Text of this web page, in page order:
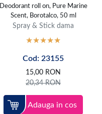
Deodorant roll on, Pure Marine
Scent, Borotalco, 50 ml
Spray & Stick dama
Cod: 23155
15,00 RON
20,34RON
Adauga in cos